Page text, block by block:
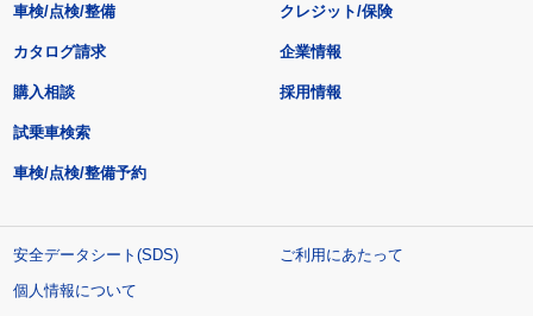
車検/点検/整備 クレジット/保険
カタログ請求
購入相談
試乗車検索
車検/点検/整備予約
企業情報
採用情報
安全データシート(SDS)
ご利用にあたって
個人情報について